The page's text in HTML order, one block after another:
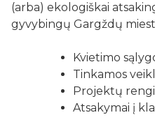
(arba) ekologiškai
gyvybingų Gargždų
Kvietimo
Tinkamos
Projektų
Atsakymai į